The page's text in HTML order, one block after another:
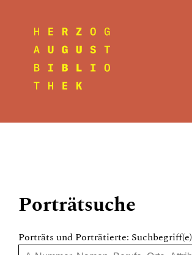
Porträtsuche
Porträts und Porträtierte: Suchbegriff(e)